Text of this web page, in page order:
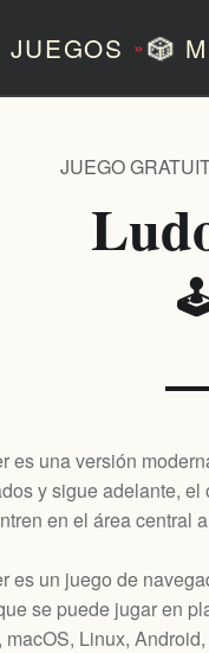
JUEGOS »🎲
JUEGO
es una versión
y sigue adelante,
en el área central
es un juego de
se puede jugar en
macOS, Linux,